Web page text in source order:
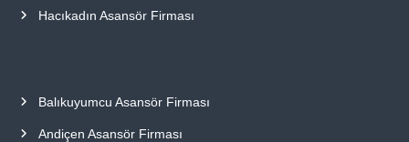
Hacıkadın Asansör Firması
Balıkuyumcu Asansör Firması
Andiçen Asansör Firması